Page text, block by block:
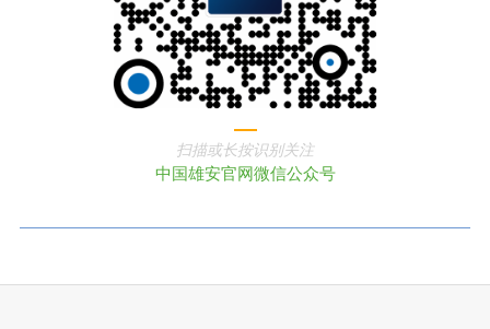
扫描或长按识别关注
中国雄安官网微信公众号